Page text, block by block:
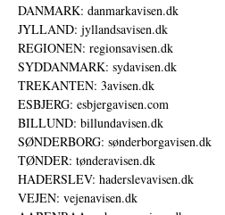
DANMARK: danmarkavisen.dk
JYLLAND: jyllandsavisen.dk
REGIONEN: regionsavisen.dk
SYDDANMARK: sydavisen.dk
TREKANTEN: 3avisen.dk
ESBJERG: esbjergavisen.com
BILLUND: billundavisen.dk
SØNDERBORG: sønderborgavisen.dk
TØNDER: tønderavisen.dk
HADERSLEV: haderslevavisen.dk
VEJEN: vejenavisen.dk